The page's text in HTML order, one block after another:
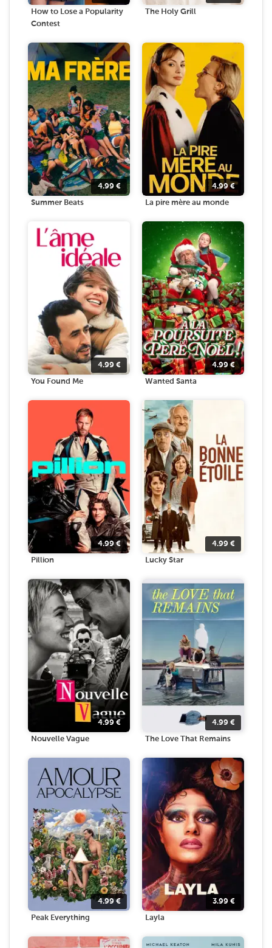
How to Lose a Popularity
Contest
The Holy Grill
4.99 €
Summer Beats
4.99€
La pire mère au monde
4.99 €
You Found Me
4.99€
Wanted Santa
4.99€
Pillion
4.99 €
Lucky Star
4.99 €
Nouvelle Vague
4.99 €
The Love That Remains
4.99€
Peak Everything
3.99 €
Layla